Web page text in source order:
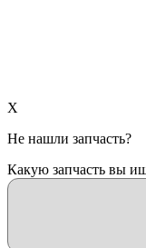
X
Не нашли запчасть?
Какую запчасть вы